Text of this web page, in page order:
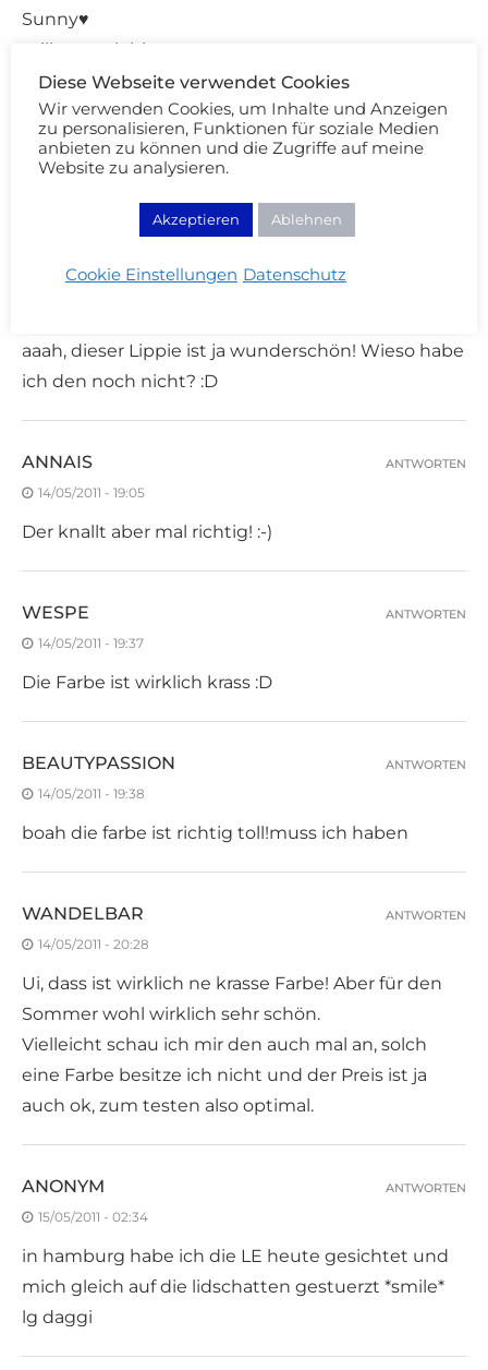
Sunny♥
milknpeach.blogspot.com
MY BATHROOM IS MY CASTLE
14/05/2011 - 18:24
PS: Danke für die Info zur Papagena LE.
ANTWORTEN
ANNE_CB
aaah, dieser Lippie ist ja wunderschön! Wieso habe
ich den noch nicht? :D
ANNAIS
14/05/2011 - 19:05
Der knallt aber mal richtig! :-)
ANTWORTEN
WESPE
14/05/2011 - 19:37
Die Farbe ist wirklich krass :D
ANTWORTEN
BEAUTYPASSION
14/05/2011 - 19:38
boah die farbe ist richtig toll!muss ich haben
ANTWORTEN
WANDELBAR
14/05/2011 - 20:28
Ui, dass ist wirklich ne krasse Farbe! Aber für den
Sommer wohl wirklich sehr schön.
Vielleicht schau ich mir den auch mal an, solch
eine Farbe besitze ich nicht und der Preis ist ja
auch ok, zum testen also optimal.
ANTWORTEN
ANONYM
15/05/2011 - 02:34
in hamburg habe ich die LE heute gesichtet und
mich gleich auf die lidschatten gestuerzt *smile*
lg daggi
ANTWORTEN
Diese Webseite verwendet Cookies
Wir verwenden Cookies, um Inhalte und Anzeigen
zu personalisieren, Funktionen für soziale Medien
anbieten zu können und die Zugriffe auf meine
Website zu analysieren.
Akzeptieren Ablehnen
Cookie Einstellungen Datenschutz